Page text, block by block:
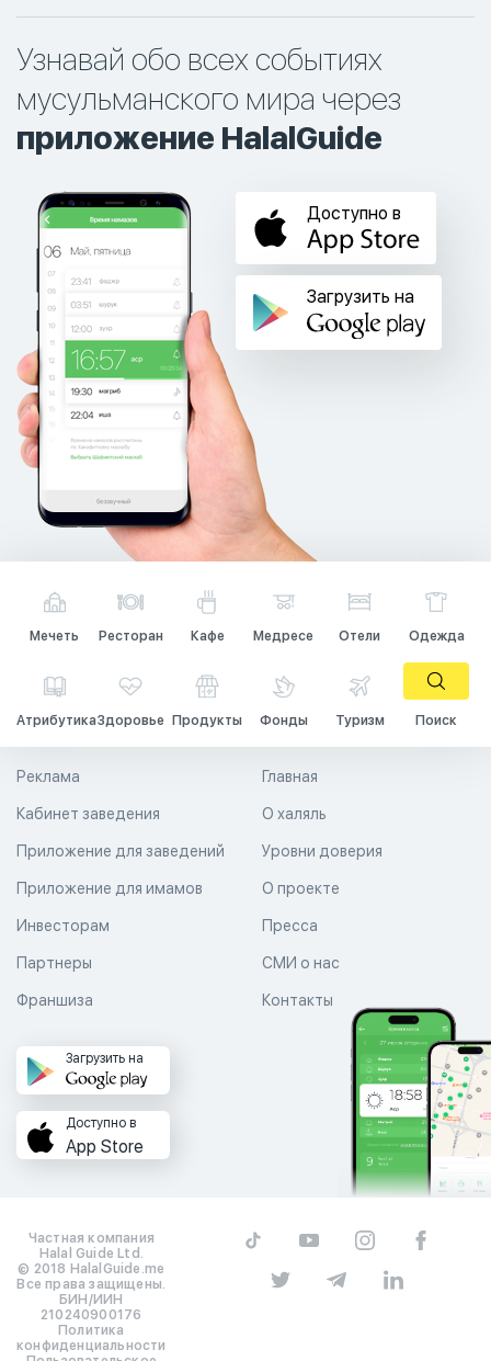
Узнавай обо всех событиях
мусульманского мира через
приложение HalalGuide
Доступно в
Загрузить на
Мечеть Ресторан Кафе Медресе Отели Одежда
АтрибутикаЗдоровье Продукты Фонды Туризм Поиск
Главная
О халяль
Уровни доверия
Реклама
Кабинет заведения
Приложение для заведений
Приложение для имамов О проекте
Пресса
СМИ о нас
Контакты
Инвесторам
Партнеры
Франшиза
Загрузить на
Доступно в
App Store
Частная компания
Halal Guide Ltd.
© 2018 HalalGuide.me
Все права защищены.
БИН/ИИН
210240900176
Политика
конфиденциальности